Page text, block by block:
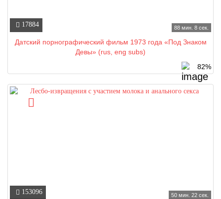
88 мин. 8 сек.
17884
Датский порнографический фильм 1973 года «Под Знаком
Девы» (rus, eng subs)
82%
50 мин. 22 сек.
153096